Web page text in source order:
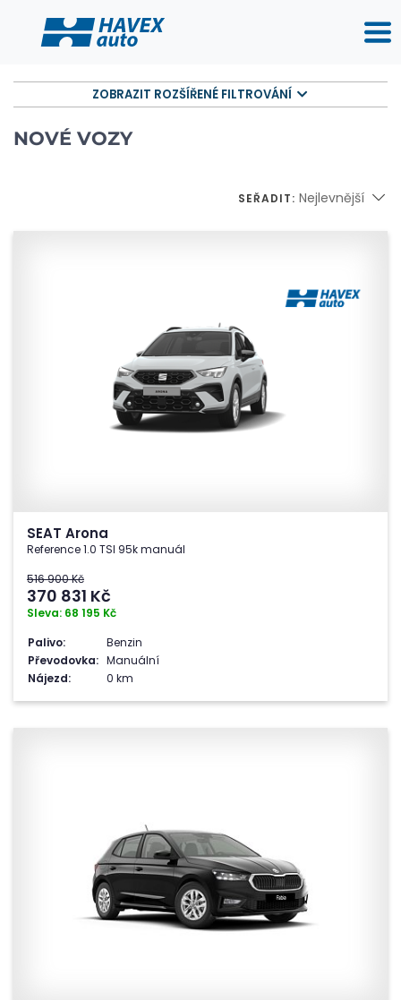
ZOBRAZIT ROZŠÍŘENÉ FILTROVÁNÍ
NOVÉ VOZY
SEŘADIT: Nejlevnější
SEAT Arona
Reference 1.0 TSI 95k manuál
516 900 Kč
370 831 Kč
Sleva: 68 195 Kč
Palivo:
Benzin
Převodovka: Manuální
Nájezd:
0 km